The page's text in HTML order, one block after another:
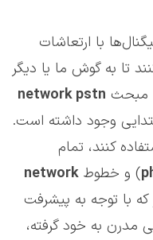
با ارتعاشات
تا به گوش ما یا دیگر
مبحث network pstn
وجود داشته است.
کنند، تمام
) و خطوط network
با توجه به پیشرفت
مدرن به خود گرفته،